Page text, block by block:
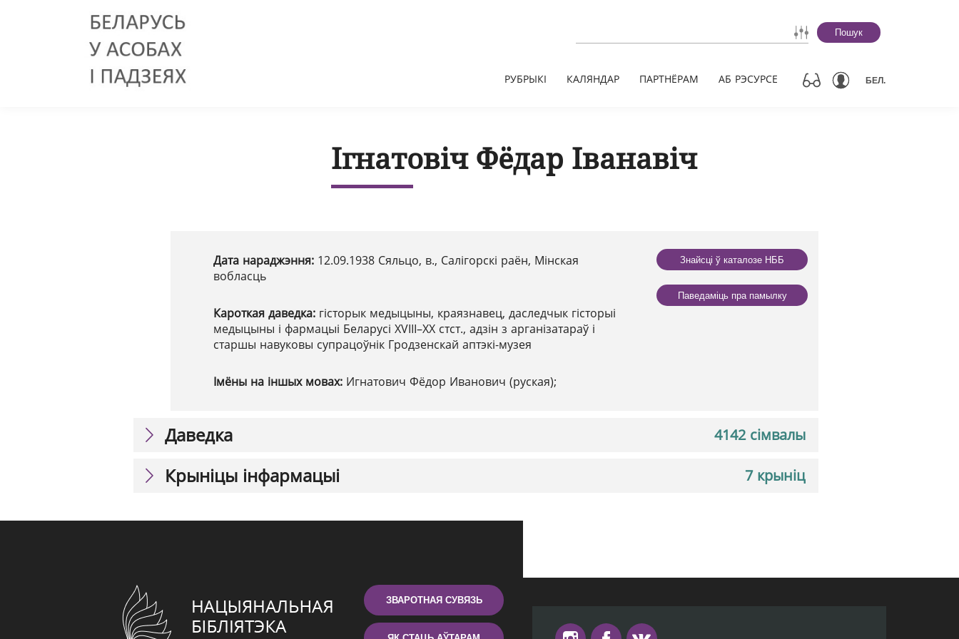
Пошук
РУБРЫКІ КАЛЯНДАР ПАРТНЁРАМ АБ РЭСУРСЕ БЕЛ.
Ігнатовіч Фёдар Іванавіч
Дата нараджэння: 12.09.1938 Сяльцо, в., Салігорскі раён, Мінская
вобласць
Кароткая даведка: гісторык медыцыны, краязнавец, даследчык гісторыі
медыцыны і фармацыі Беларусі XVIII–ХХ стст., адзін з арганізатараў і
старшы навуковы супрацоўнік Гродзенскай аптэкі-музея
Імёны на іншых мовах: Игнатович Фёдор Иванович (руская);
Знайсці ў каталозе НББ
Паведаміць пра памылку
4142 сімвалы
Даведка
7 крыніц
Крыніцы інфармацыі
ЗВАРОТНАЯ СУВЯЗЬ